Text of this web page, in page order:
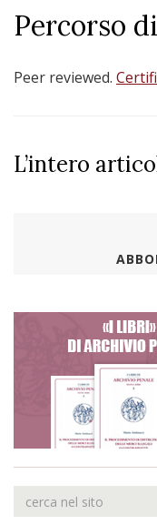
Percorso
Peer reviewed.
L’intero